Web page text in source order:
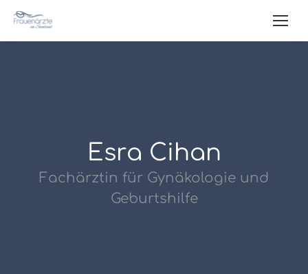
Esra Cihan
Fachärztin für Gynäkologie und
Geburtshilfe